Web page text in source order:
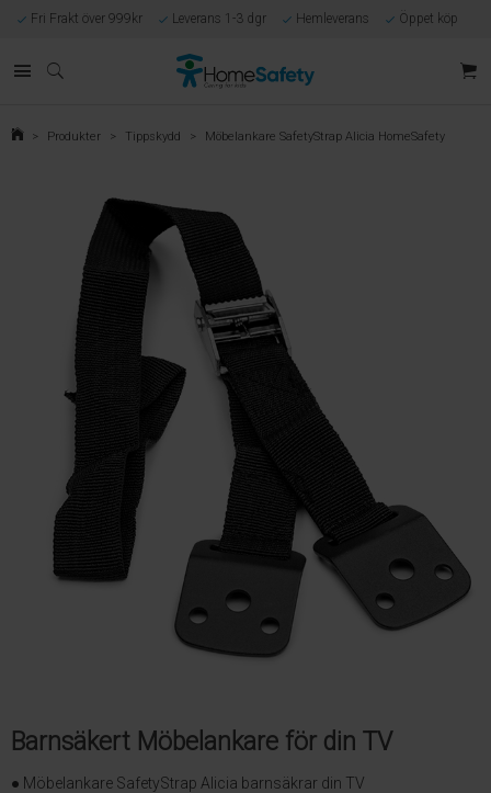
Fri Frakt över 999kr Leverans 1-3 dgr Hemleverans Öppet köp
Egen tillverkning
> Produkter > Tippskydd > Möbelankare SafetyStrap Alicia HomeSafety
Barnsäkert Möbelankare för din TV
● Möbelankare SafetyStrap Alicia barnsäkrar din TV